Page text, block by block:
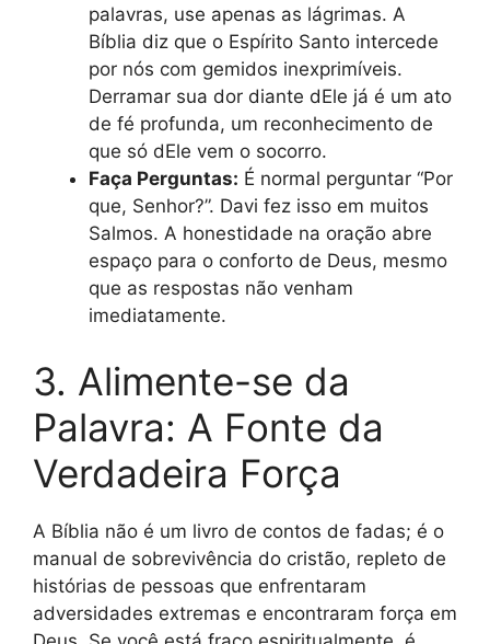
palavras, use apenas as lágrimas. A
Bíblia diz que o Espírito Santo intercede
por nós com gemidos inexprimíveis.
Derramar sua dor diante dEle já é um ato
de fé profunda, um reconhecimento de
que só dEle vem o socorro.
Faça Perguntas: É normal perguntar “Por
que, Senhor?”. Davi fez isso em muitos
Salmos. A honestidade na oração abre
espaço para o conforto de Deus, mesmo
que as respostas não venham
imediatamente.
3. Alimente-se da
Palavra: A Fonte da
Verdadeira Força
A Bíblia não é um livro de contos de fadas; é o
manual de sobrevivência do cristão, repleto de
histórias de pessoas que enfrentaram
adversidades extremas e encontraram força em